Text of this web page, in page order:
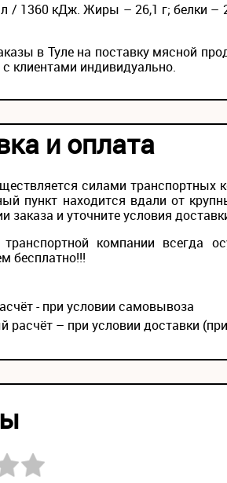
/ 1360 кДж. Жиры – 26,1 г; белки –
в Туле на поставку мясной
клиентами индивидуально.
и оплата
силами транспортных
пункт находится вдали от
заказа и уточните условия
компании всегда
бесплатно!!!
- при условии самовывоза
расчёт – при условии доставки